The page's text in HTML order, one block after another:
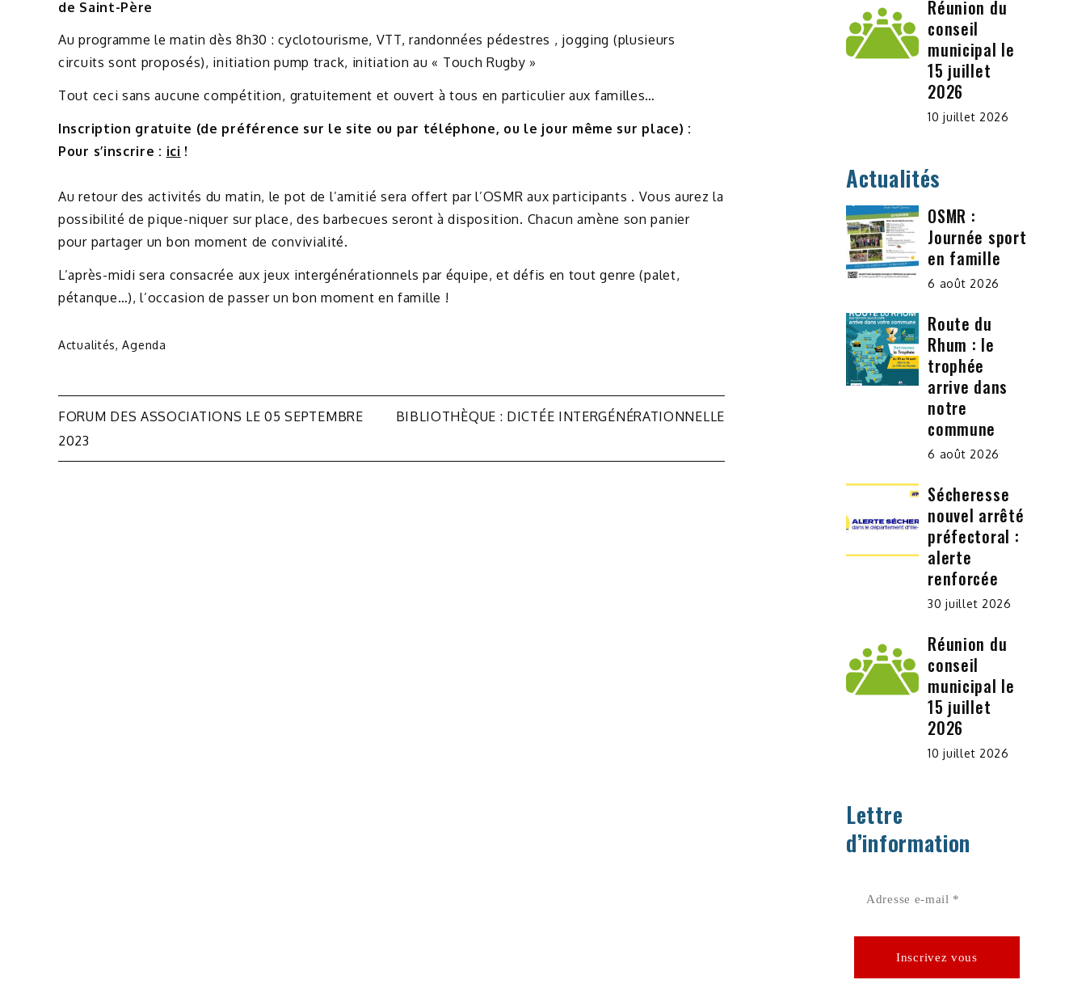
de Saint-Père
Au programme le matin dès 8h30 : cyclotourisme, VTT, randonnées pédestres , jogging (plusieurs
circuits sont proposés), initiation pump track, initiation au « Touch Rugby »
Tout ceci sans aucune compétition, gratuitement et ouvert à tous en particulier aux familles…
Inscription gratuite (de préférence sur le site ou par téléphone, ou le jour même sur place) :
Pour s’inscrire : ici !
Au retour des activités du matin, le pot de l’amitié sera offert par l’OSMR aux participants . Vous aurez la
possibilité de pique-niquer sur place, des barbecues seront à disposition. Chacun amène son panier
pour partager un bon moment de convivialité.
L’après-midi sera consacrée aux jeux intergénérationnels par équipe, et défis en tout genre (palet,
pétanque…), l’occasion de passer un bon moment en famille !
Actualités,Agenda
Navigation
de
FORUM DES ASSOCIATIONS LE 05 SEPTEMBRE
2023
BIBLIOTHÈQUE : DICTÉE INTERGÉNÉRATIONNELLE
Réunion du
conseil
municipal le
15 juillet
2026
10 juillet 2026
Actualités
OSMR :
Journée sport
en famille
6 août 2026
Route du
Rhum : le
trophée
arrive dans
notre
commune
6 août 2026
Sécheresse
nouvel arrêté
préfectoral :
alerte
renforcée
30 juillet 2026
Réunion du
conseil
municipal le
15 juillet
2026
10 juillet 2026
Lettre
d’information